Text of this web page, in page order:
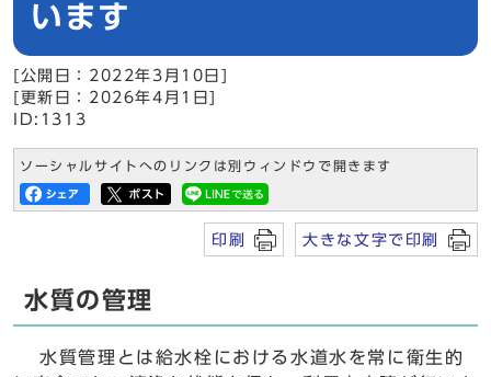
います
[公開日：2022年3月10日]
[更新日：2026年4月1日]
ID:1313
ソーシャルサイトへのリンクは別ウィンドウで開きます
印刷 大きな文字で印刷
水質の管理
水質管理とは給水栓における水道水を常に衛生的